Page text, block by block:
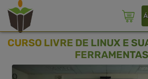
CURSO LIVRE DE LINUX E
FERRAMENTAS